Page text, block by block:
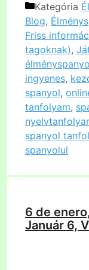
Kategória
Blog,
Friss
tagoknak),
ingyenes,
spanyol,
tanfolyam,
spanyol
spanyolul
6 de
Január 6,